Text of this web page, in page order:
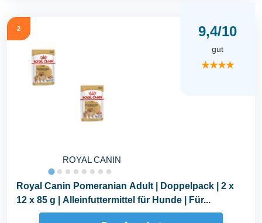
2
ROYAL CANIN
9,4/10
gut
★★★★
Royal Canin Pomeranian Adult | Doppelpack | 2 x
12 x 85 g | Alleinfuttermittel für Hunde | Für...